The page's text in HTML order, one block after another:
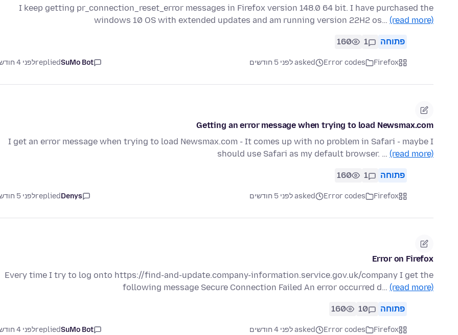
I keep getting pr_connection_reset_error messages in Firefox version 148.0 64 bit. I have purchased the
windows 10 OS with extended updates and am running version 22H2 os… (read more)
פתוחה 1
160
Firefox
Error codes asked לפני 5 חודשים SuMo Bot
repliedלפני 4 חודשים
Getting an error message when trying to load Newsmax.com
I get an error message when trying to load Newsmax.com - It comes up with no problem in Safari - maybe I
should use Safari as my default browser. … (read more)
פתוחה 1
160
Firefox
Error codes asked לפני 5 חודשים Denys
repliedלפני 5 חודשים
Error on Firefox
Every time I try to log onto https://find-and-update.company-information.service.gov.uk/company I get the
following message Secure Connection Failed An error occurred d… (read more)
פתוחה 10
160
Firefox
Error codes asked לפני 4 חודשים SuMo Bot
repliedלפני 4 חודשים